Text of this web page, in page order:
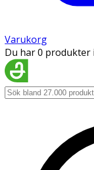
Varukorg
Du har 0 produkter